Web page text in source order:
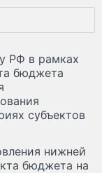
РФ в рамках
бюджета
субъектов
нижней
бюджета на